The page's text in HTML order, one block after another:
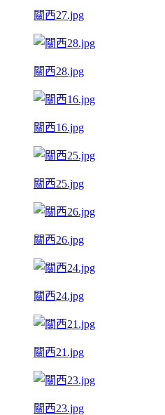
關西27.jpg
關西28.jpg
關西16.jpg
關西25.jpg
關西26.jpg
關西24.jpg
關西21.jpg
關西23.jpg